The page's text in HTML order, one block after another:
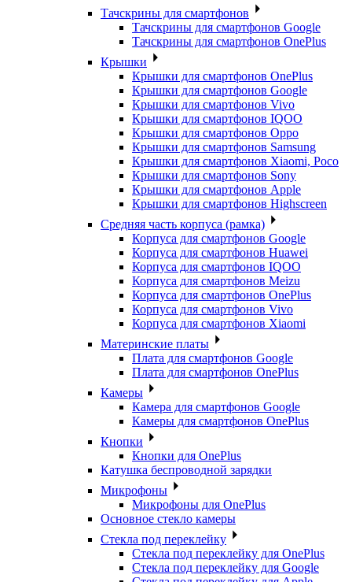
Тачскрины для смартфонов
Тачскрины для смартфонов Google
Тачскрины для смартфонов OnePlus
Крышки
Крышки для смартфонов OnePlus
Крышки для смартфонов Google
Крышки для смартфонов Vivo
Крышки для смартфонов IQOO
Крышки для смартфонов Oppo
Крышки для смартфонов Samsung
Крышки для смартфонов Xiaomi, Poco
Крышки для смартфонов Sony
Крышки для смартфонов Apple
Крышки для смартфонов Highscreen
Средняя часть корпуса (рамка)
Корпуса для смартфонов Google
Корпуса для смартфонов Huawei
Корпуса для смартфонов IQOO
Корпуса для смартфонов Meizu
Корпуса для смартфонов OnePlus
Корпуса для смартфонов Vivo
Корпуса для смартфонов Xiaomi
Материнские платы
Плата для смартфонов Google
Плата для смартфонов OnePlus
Камеры
Камера для смартфонов Google
Камеры для смартфонов OnePlus
Кнопки
Кнопки для OnePlus
Катушка беспроводной зарядки
Микрофоны
Микрофоны для OnePlus
Основное стекло камеры
Стекла под переклейку
Стекла под переклейку для OnePlus
Стекла под переклейку для Google